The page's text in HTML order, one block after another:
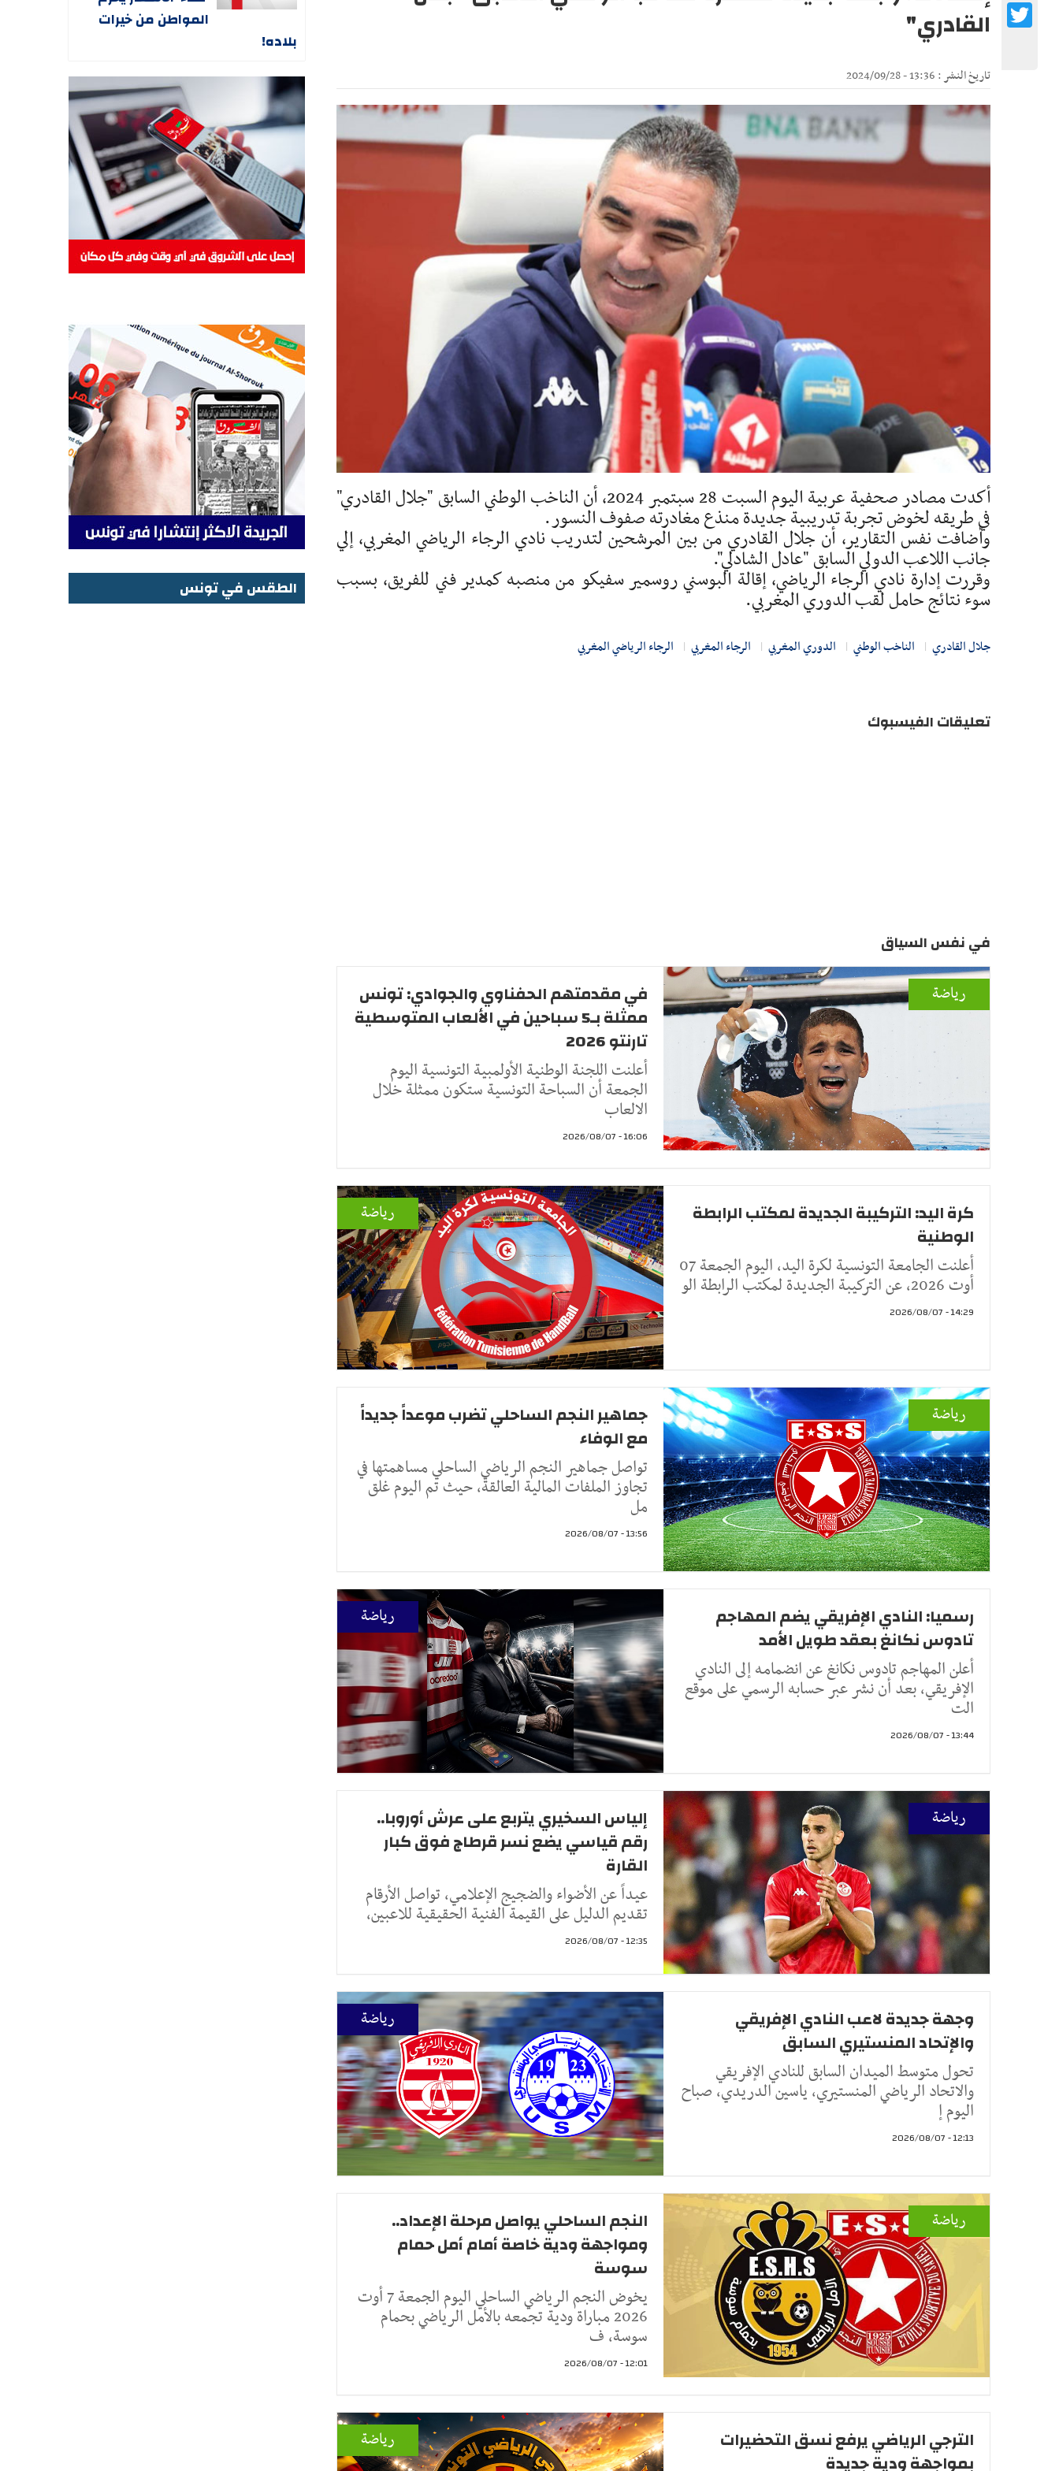
القادري"
تاريخ النشر : 13:36 - 2024/09/28
أكدت مصادر صحفية عربية اليوم السبت 28 سبتمبر 2024، أن الناخب الوطني السابق "جلال القادري"
في طريقه لخوض تجربة تدريبية جديدة منذع مغادرته صفوف النسور.
وأضافت نفس التقارير، أن جلال القادري من بين المرشحين لتدريب نادي الرجاء الرياضي المغربي، إلي
جانب اللاعب الدولي السابق "عادل الشادلي".
وقررت إدارة نادي الرجاء الرياضي، إقالة البوسني روسمير سفيكو من منصبه كمدير فني للفريق، بسبب
سوء نتائج حامل لقب الدوري المغربي.
جلال القادري الناخب الوطني الدوري المغربي الرجاء المغربي الرجاء الرياضي المغربي
Twitter
تعليقات الفيسبوك
في نفس السياق
رياضة
في مقدمتهم الحفناوي والجوادي: تونس
ممثلة بـ5 سباحين في الألعاب المتوسطية
تارنتو 2026
أعلنت اللجنة الوطنية الأولمبية التونسية اليوم
الجمعة أن السباحة التونسية ستكون ممثلة خلال
الالعاب
16:06 - 2026/08/07
رياضة
كرة اليد: التركيبة الجديدة لمكتب الرابطة
الوطنية
أعلنت الجامعة التونسية لكرة اليد، اليوم الجمعة 07
أوت 2026، عن التركيبة الجديدة لمكتب الرابطة الو
14:29 - 2026/08/07
رياضة
جماهير النجم الساحلي تضرب موعداً جديداً
مع الوفاء
تواصل جماهير النجم الرياضي الساحلي مساهمتها في
تجاوز الملفات المالية العالقة، حيث تم اليوم غلق
مل
13:56 - 2026/08/07
رياضة
رسميا: النادي الإفريقي يضم المهاجم
تادوس نكانغ بعقد طويل الأمد
أعلن المهاجم تادوس نكانغ عن انضمامه إلى النادي
الإفريقي، بعد أن نشر عبر حسابه الرسمي على موقع
الت
13:44 - 2026/08/07
رياضة
إلياس السخيري يتربع على عرش أوروبا..
رقم قياسي يضع نسر قرطاج فوق كبار
القارة
عيداً عن الأضواء والضجيج الإعلامي، تواصل الأرقام
تقديم الدليل على القيمة الفنية الحقيقية للاعبين،
12:35 - 2026/08/07
رياضة
وجهة جديدة لاعب النادي الإفريقي
والإتحاد المنستيري السابق
تحول متوسط الميدان السابق للنادي الإفريقي
والاتحاد الرياضي المنستيري، ياسين الدريدي، صباح
اليوم إ
12:13 - 2026/08/07
رياضة
النجم الساحلي يواصل مرحلة الإعداد..
ومواجهة ودية خاصة أمام أمل حمام
سوسة
يخوض النجم الرياضي الساحلي اليوم الجمعة 7 أوت
2026 مباراة ودية تجمعه بالأمل الرياضي بحمام
سوسة، ف
12:01 - 2026/08/07
رياضة
الترجي الرياضي يرفع نسق التحضيرات
بمواجهة ودية جديدة
المواطن من خيرات
بلاده!
الطقس في تونس